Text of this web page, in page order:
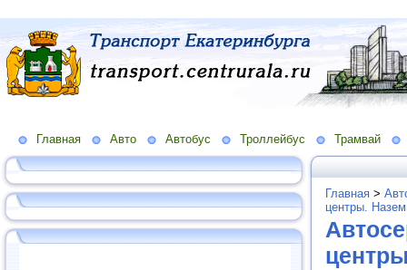
Главная Авто Автобус Троллейбус Трамвай
Главная >
центры.